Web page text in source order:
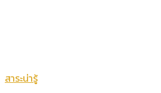
สาระน่ารู้